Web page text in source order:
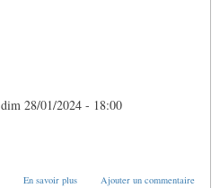
dim 28/01/2024 - 18:00
En savoir plussur
Ajouter un commentaire